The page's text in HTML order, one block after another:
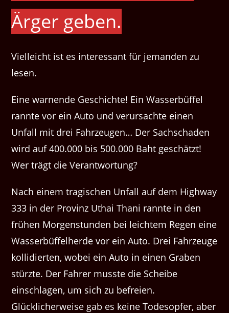
Ärger geben.
Vielleicht ist es interessant für jemanden zu
lesen.
Eine warnende Geschichte! Ein Wasserbüffel
rannte vor ein Auto und verursachte einen
Unfall mit drei Fahrzeugen… Der Sachschaden
wird auf 400.000 bis 500.000 Baht geschätzt!
Wer trägt die Verantwortung?
Nach einem tragischen Unfall auf dem Highway
333 in der Provinz Uthai Thani rannte in den
frühen Morgenstunden bei leichtem Regen eine
Wasserbüffelherde vor ein Auto. Drei Fahrzeuge
kollidierten, wobei ein Auto in einen Graben
stürzte. Der Fahrer musste die Scheibe
einschlagen, um sich zu befreien.
Glücklicherweise gab es keine Todesopfer, aber